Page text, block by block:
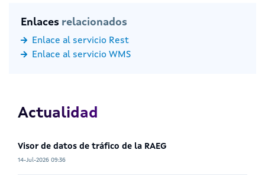
Enlaces relacionados
Enlace al servicio Rest
Enlace al servicio WMS
Actualidad
Visor de datos de tráfico de la RAEG
14-Jul-2026 09:36